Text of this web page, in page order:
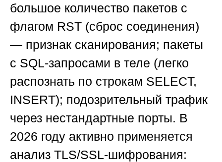
большое количество пакетов с
флагом RST (сброс соединения)
— признак сканирования; пакеты
с SQL-запросами в теле (легко
распознать по строкам SELECT,
INSERT); подозрительный трафик
через нестандартные порты. В
2026 году активно применяется
анализ TLS/SSL-шифрования: